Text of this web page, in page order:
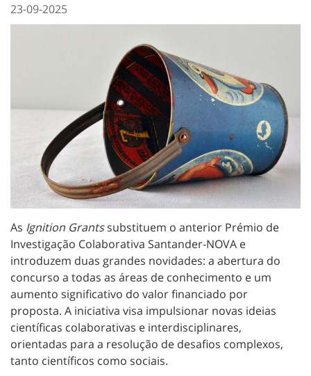
23-09-2025
As Ignition Grantssubstituem o anterior Prémio de
Investigação Colaborativa Santander-NOVA e
introduzem duas grandes novidades: a abertura do
concurso a todas as áreas de conhecimento e um
aumento significativo do valor financiado por
proposta. A iniciativa visa impulsionar novas ideias
científicas colaborativas e interdisciplinares,
orientadas para a resolução de desafios complexos,
tanto científicos como sociais.